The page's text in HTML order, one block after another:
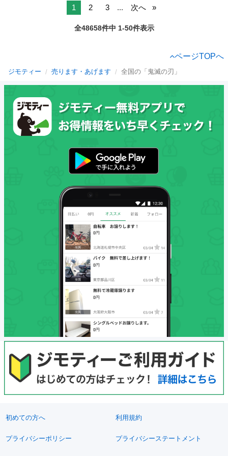
1 2 3 ... 次へ
全48658件中 1-50件表示
ページTOPへ
ジモティー 売ります・あげます 全国の「鬼滅の刃」
初めての方へ 利用規約
プライバシーポリシー プライバシーステートメント